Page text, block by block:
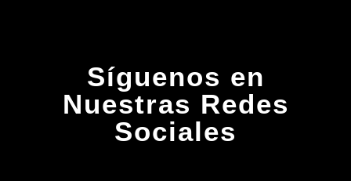
Síguenos en
Nuestras Redes
Sociales